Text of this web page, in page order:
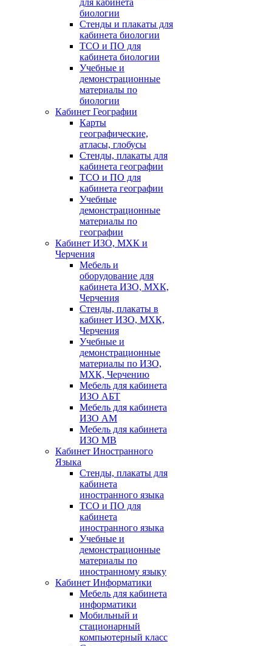
для кабинета
биологии
Стенды и плакаты для
кабинета биологии
ТСО и ПО для
кабинета биологии
Учебные и
демонстрационные
материалы по
биологии
Кабинет Географии
Карты
географические,
атласы, глобусы
Стенды, плакаты для
кабинета географии
ТСО и ПО для
кабинета географии
Учебные
демонстрационные
материалы по
географии
Кабинет ИЗО, МХК и
Черчения
Мебель и
оборудование для
кабинета ИЗО, МХК,
Черчения
Стенды, плакаты в
кабинет ИЗО, МХК,
Черчения
Учебные и
демонстрационные
материалы по ИЗО,
МХК, Черчению
Мебель для кабинета
ИЗО АБТ
Мебель для кабинета
ИЗО АМ
Мебель для кабинета
ИЗО МВ
Кабинет Иностранного
Языка
Стенды, плакаты для
кабинета
иностранного языка
ТСО и ПО для
кабинета
иностранного языка
Учебные и
демонстрационные
материалы по
иностранному языку
Кабинет Информатики
Мебель для кабинета
информатики
Мобильный и
стационарный
компьютерный класс